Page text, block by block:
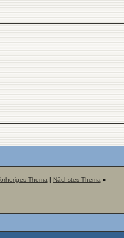
Thema | Nächstes Thema »